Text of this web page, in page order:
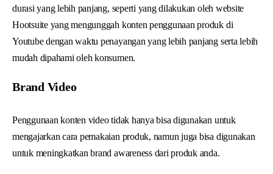
durasi yang lebih panjang, seperti yang dilakukan oleh website
Hootsuite yang mengunggah konten penggunaan produk di
Youtube dengan waktu penayangan yang lebih panjang serta lebih
mudah dipahami oleh konsumen.
Brand Video
Penggunaan konten video tidak hanya bisa digunakan untuk
mengajarkan cara pemakaian produk, namun juga bisa digunakan
untuk meningkatkan brand awareness dari produk anda.